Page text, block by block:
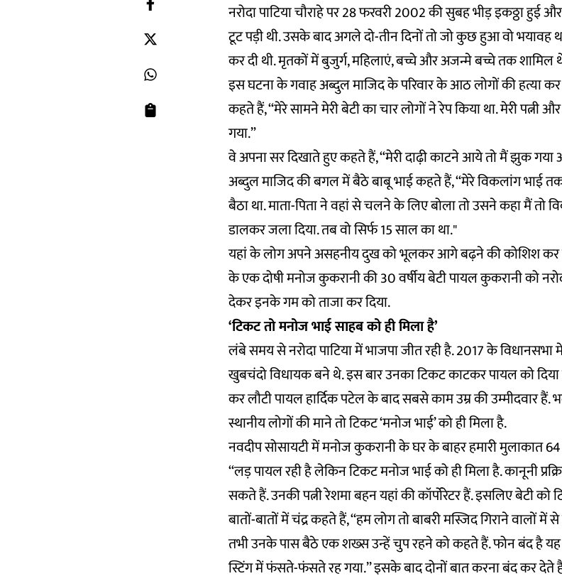
नरोदा पाटिया चौराहे पर 28 फरवरी 2002 की सुबह भीड़ इकठ्ठा
टूट पड़ी थी. उसके बाद अगले दो-तीन दिनों तो जो कुछ हुआ वो भयावह
कर दी थी. मृतकों में बुजुर्ग, महिलाएं, बच्चे और अजन्मे बच्चे तक शामिल
इस घटना के गवाह अब्दुल माजिद के परिवार के आठ लोगों की हत्या
कहते हैं, ‘‘मेरे सामने मेरी बेटी का चार लोगों ने रेप किया था. मेरी पत्नी
गया.”
वे अपना सर दिखाते हुए कहते हैं, “मेरी दाढ़ी काटने आये तो मैं झुक गया
अब्दुल माजिद की बगल में बैठे बाबू भाई कहते हैं, ‘‘मेरे विकलांग भाई
बैठा था. माता-पिता ने वहां से चलने के लिए बोला तो उसने कहा मैं तो
डालकर जला दिया. तब वो सिर्फ 15 साल का था."
यहां के लोग अपने असहनीय दुख को भूलकर आगे बढ़ने की कोशिश कर
के एक दोषी मनोज कुकरानी की 30 वर्षीय बेटी पायल कुकरानी को
देकर इनके गम को ताजा कर दिया.
‘टिकट तो मनोज भाई साहब को ही मिला है’
लंबे समय से नरोदा पाटिया में भाजपा जीत रही है. 2017 के
खुबचंदो विधायक बने थे. इस बार उनका टिकट काटकर पायल को दिया
कर लौटी पायल हार्दिक पटेल के बाद सबसे काम उम्र की उम्मीदवार
स्थानीय लोगों की माने तो टिकट ‘मनोज भाई’ को ही मिला है.
नवदीप सोसायटी में मनोज कुकरानी के घर के बाहर हमारी मुलाकात
‘‘लड़ पायल रही है लेकिन टिकट मनोज भाई को ही मिला है. कानूनी
सकते हैं. उनकी पत्नी रेशमा बहन यहां की कॉर्पोरेटर हैं. इसलिए बेटी को
बातों-बातों में चंद्र कहते हैं, ‘‘हम लोग तो बाबरी मस्जिद गिराने वालों में
तभी उनके पास बैठे एक शख्स उन्हें चुप रहने को कहते हैं. फोन बंद है
स्टिंग में फंसते-फंसते रह गया.’’ इसके बाद दोनों बात करना बंद कर देते